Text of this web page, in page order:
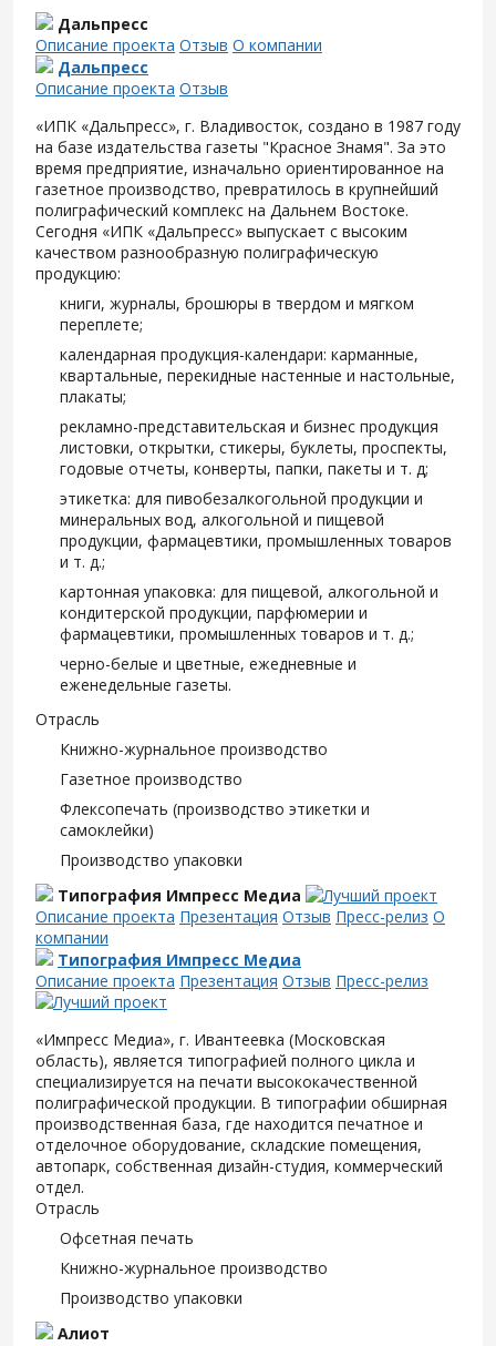
Дальпресс
Описание проекта Отзыв О компании
Дальпресс
Описание проекта Отзыв
«ИПК «Дальпресс», г. Владивосток, создано в 1987 году
на базе издательства газеты "Красное Знамя". За это
время предприятие, изначально ориентированное на
газетное производство, превратилось в крупнейший
полиграфический комплекс на Дальнем Востоке.
Сегодня «ИПК «Дальпресс» выпускает с высоким
качеством разнообразную полиграфическую
продукцию:
книги, журналы, брошюры в твердом и мягком
переплете;
календарная продукция-календари: карманные,
квартальные, перекидные настенные и настольные,
плакаты;
рекламно-представительская и бизнес продукция
листовки, открытки, стикеры, буклеты, проспекты,
годовые отчеты, конверты, папки, пакеты и т. д;
этикетка: для пивобезалкогольной продукции и
минеральных вод, алкогольной и пищевой
продукции, фармацевтики, промышленных товаров
и т. д.;
картонная упаковка: для пищевой, алкогольной и
кондитерской продукции, парфюмерии и
фармацевтики, промышленных товаров и т. д.;
черно-белые и цветные, ежедневные и
еженедельные газеты.
Отрасль
Книжно-журнальное производство
Газетное производство
Флексопечать (производство этикетки и
самоклейки)
Производство упаковки
Типография Импресс Медиа
Описание проекта Презентация Отзыв Пресс-релиз О
компании
Типография Импресс Медиа
Описание проекта Презентация Отзыв Пресс-релиз
«Импресс Медиа», г. Ивантеевка (Московская
область), является типографией полного цикла и
специализируется на печати высококачественной
полиграфической продукции. В типографии обширная
производственная база, где находится печатное и
отделочное оборудование, складские помещения,
автопарк, собственная дизайн-студия, коммерческий
отдел.
Отрасль
Офсетная печать
Книжно-журнальное производство
Производство упаковки
Алиот